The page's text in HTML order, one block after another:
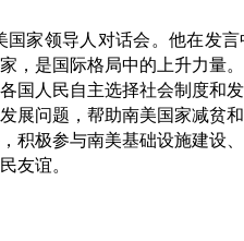
国家领导人对话会。他在发
，是国际格局中的上升力量
国人民自主选择社会制度和
展问题，帮助南美国家减贫
积极参与南美基础设施建设
友谊。